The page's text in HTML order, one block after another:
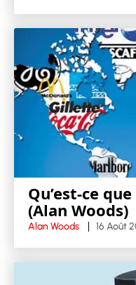
Qu’est-ce
(Alan Woods)
Alan Woods 16 Août